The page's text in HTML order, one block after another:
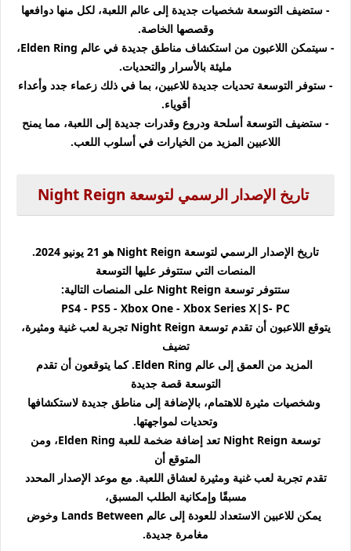
- ستضيف التوسعة شخصيات جديدة إلى عالم اللعبة، لكل منها دوافعها
وقصصها الخاصة.
- سيتمكن اللاعبون من استكشاف مناطق جديدة في عالم Elden Ring،
مليئة بالأسرار والتحديات.
- ستوفر التوسعة تحديات جديدة للاعبين، بما في ذلك زعماء جدد وأعداء
أقوياء.
- ستضيف التوسعة أسلحة ودروع وقدرات جديدة إلى اللعبة، مما يمنح
اللاعبين المزيد من الخيارات في أسلوب اللعب.
تاريخ الإصدار الرسمي لتوسعة Night Reign
تاريخ الإصدار الرسمي لتوسعة Night Reign هو 21 يونيو 2024.
المنصات التي ستتوفر عليها التوسعة
ستتوفر توسعة Night Reign على المنصات التالية:
PS4 - PS5 - Xbox One - Xbox Series X|S- PC
يتوقع اللاعبون أن تقدم توسعة Night Reign تجربة لعب غنية ومثيرة،
تضيف
المزيد من العمق إلى عالم Elden Ring. كما يتوقعون أن تقدم
التوسعة قصة جديدة
وشخصيات مثيرة للاهتمام، بالإضافة إلى مناطق جديدة لاستكشافها
وتحديات لمواجهتها.
توسعة Night Reign تعد إضافة ضخمة للعبة Elden Ring، ومن
المتوقع أن
تقدم تجربة لعب غنية ومثيرة لعشاق اللعبة. مع موعد الإصدار المحدد
مسبقًا وإمكانية الطلب المسبق،
يمكن للاعبين الاستعداد للعودة إلى عالم Lands Between وخوض
مغامرة جديدة.